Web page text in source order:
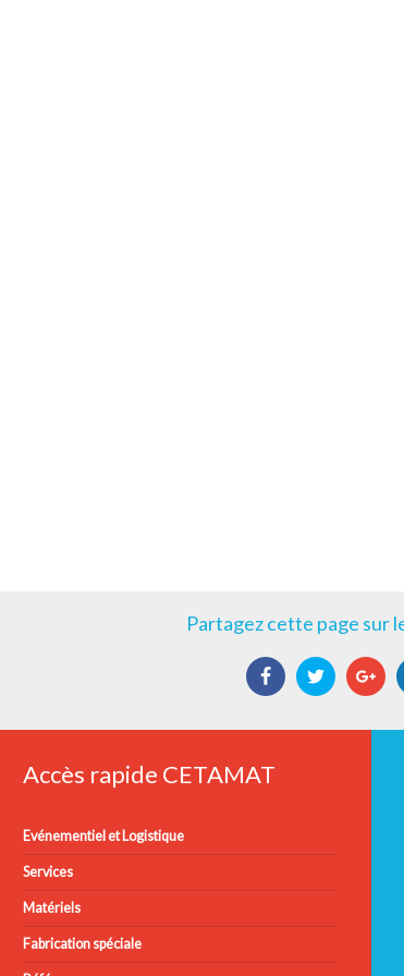
Partagez cette page sur
FacebookTwitter
Accès rapide CETAMAT
Evénementiel et Logistique
Services
Matériels
Fabrication spéciale